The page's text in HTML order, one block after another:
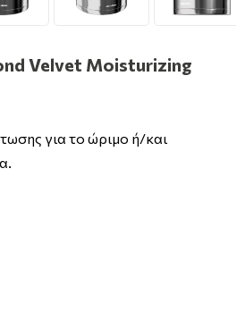
Velvet Moisturizing
για το ώριμο ή/και